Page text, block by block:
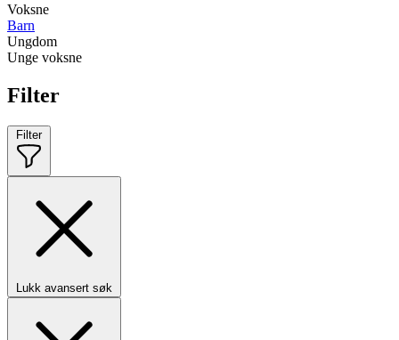
Voksne
Barn
Ungdom
Unge voksne
Filter
Filter
Lukk avansert søk